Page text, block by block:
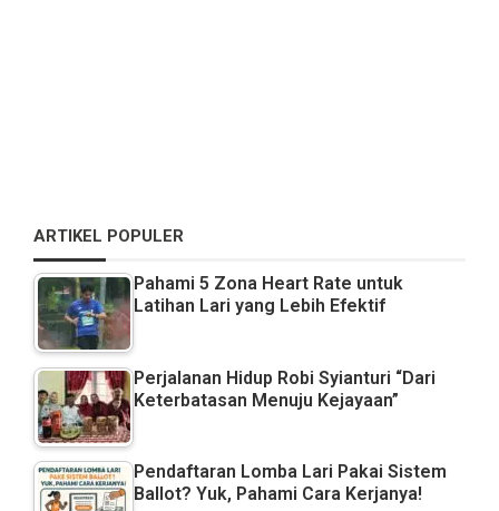
ARTIKEL POPULER
Pahami 5 Zona Heart Rate untuk
Latihan Lari yang Lebih Efektif
Perjalanan Hidup Robi Syianturi “Dari
Keterbatasan Menuju Kejayaan”
Pendaftaran Lomba Lari Pakai Sistem
Ballot? Yuk, Pahami Cara Kerjanya!